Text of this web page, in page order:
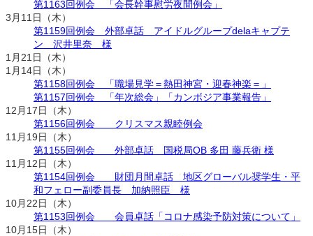
第1163回例会 「会長幹事慰労夜間例会」
3月11日（木）
第1159回例会 外部卓話 アイドルグループdelaキャプテ
ン 沢井里奈 様
1月21日（木）
1月14日（木）
第1158回例会 「職場見学＝熱田神宮・迎春神楽＝」
第1157回例会 「年次総会」「カンボジア事業報告」
12月17日（木）
第1156回例会 クリスマス親睦例会
11月19日（木）
第1155回例会 外部卓話 国税局OB 多田 藤兵衛 様
11月12日（木）
第1154回例会 財団月間卓話 地区グローバル奨学生・平
和フェロー副委員長 加納照臣 様
10月22日（木）
第1153回例会 会員卓話「コロナ感染予防対策について」
10月15日（木）